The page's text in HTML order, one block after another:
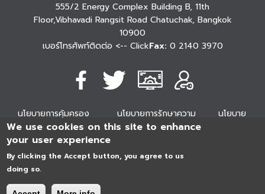
We use cookies on this site to enhance
your user experience
By clicking the Accept button, you agree to us
doing so.
555/2 Energy Complex Building B, 11th
Floor,Vibhavadi Rangsit Road Chatuchak, Bangkok
10900
เบอร์โทรศัพท์ติดต่อ <-- ClickFax: 0 2140 3970
นโยบายการคุ้มครอง
ข้อมูลส่วนบุคคล
นโยบายการรักษาความ
มั่นคงปลอดภัย
นโยบาย
Analytics
254296
ครั้ง
0 2